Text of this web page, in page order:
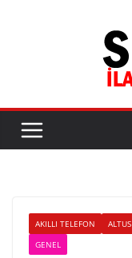
AKILLI TELEFON ALTUS
GENEL